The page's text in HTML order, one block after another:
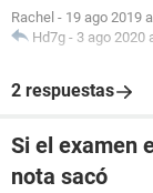
Rachel - 19 ago 2019
Hd7g - 3 ago 2020
2 respuestas
Si el examen
nota sacó